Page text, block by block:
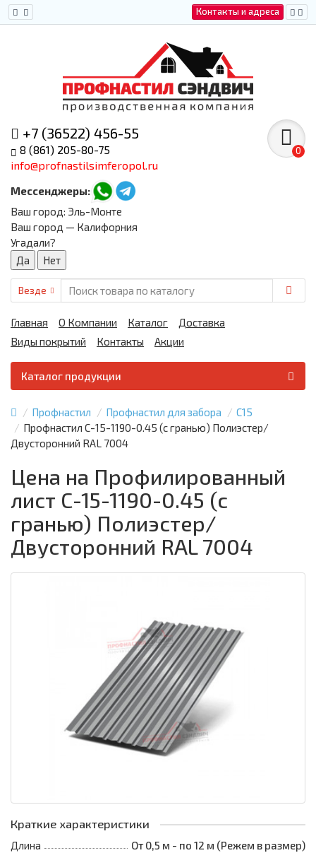
Контакты и адреса
+7 (36522) 456-55
8 (861) 205-80-75
info@profnastilsimferopol.ru
Мессенджеры:
0
Ваш город: Эль-Монте
Ваш город — Калифорния
Угадали?
Везде
Главная О Компании Каталог
Доставка
Виды покрытий
Контакты Акции
Каталог продукции
Профнастил Профнастил для забора
С15
Профнастил С-15-1190-0.45 (с гранью) Полиэстер/
Двусторонний RAL 7004
Цена на Профилированный
лист С-15-1190-0.45 (с
гранью) Полиэстер/
Двусторонний RAL 7004
Краткие характеристики
Длина
От 0,5 м - по 12 м (Режем в размер)